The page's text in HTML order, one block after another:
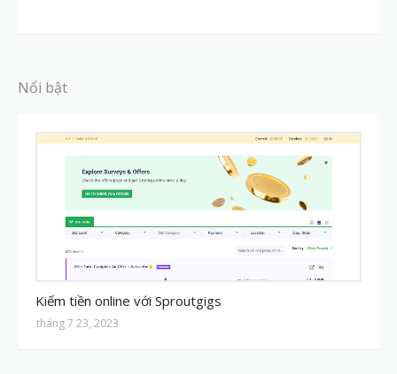
Nổi bật
Kiếm tiền online với Sproutgigs
tháng 7 23, 2023